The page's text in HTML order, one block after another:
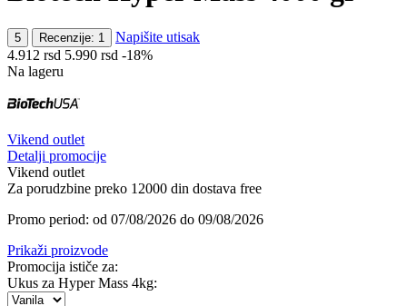
5 Recenzije: 1
Napišite utisak
4.912 rsd 5.990 rsd -18%
Na lageru
Vikend outlet
Detalji promocije
Vikend outlet
Za porudzbine preko 12000 din dostava free
Promo period: od 07/08/2026 do 09/08/2026
Prikaži proizvode
Promocija ističe za:
Ukus za Hyper Mass 4kg: